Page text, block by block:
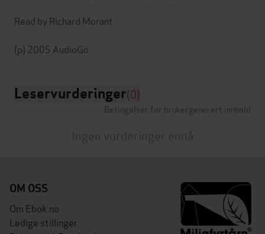
Read by Richard Morant
Leservurderinger(0)
Betingelser for brukergenerert innhold
Ingen vurderinger ennå
OM OSS
Om Ebok.no
Ledige stillinger